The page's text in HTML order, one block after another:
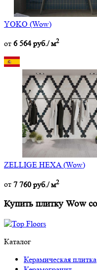
YOKO (Wow)
от 6 564 руб./ м2
ZELLIGE HEXA (Wow)
от 7 760 руб./ м2
Купить плитку Wow
Каталог
Керамическая плитка